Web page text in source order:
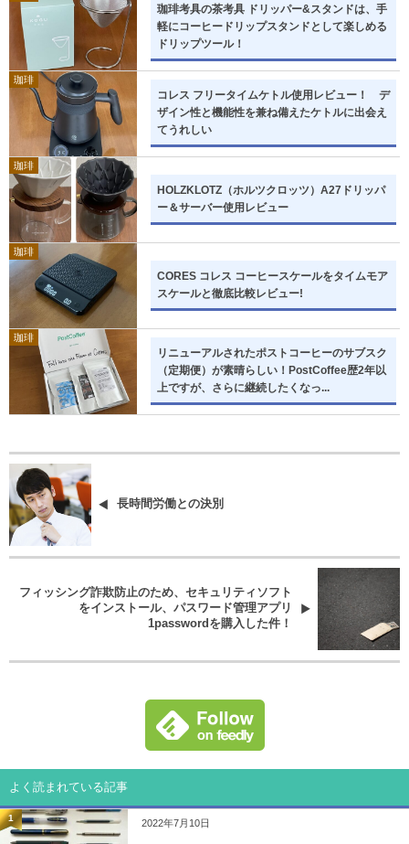
珈琲考具の茶考具 ドリッパー&スタンドは、手
軽にコーヒードリップスタンドとして楽しめる
ドリップツール！
珈琲
コレス フリータイムケトル使用レビュー！ デ
ザイン性と機能性を兼ね備えたケトルに出会え
てうれしい
珈琲
HOLZKLOTZ（ホルツクロッツ）A27ドリッパ
ー＆サーバー使用レビュー
珈琲
CORES コレス コーヒースケールをタイムモア
スケールと徹底比較レビュー!
珈琲
リニューアルされたポストコーヒーのサブスク
（定期便）が素晴らしい！PostCoffee歴2年以
上ですが、さらに継続したくなっ...
長時間労働との決別
フィッシング詐欺防止のため、セキュリティソフト
をインストール、パスワード管理アプリ
1passwordを購入した件！
よく読まれている記事
1 2022年7月10日